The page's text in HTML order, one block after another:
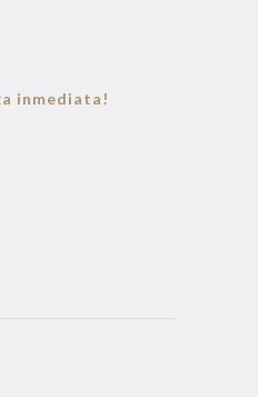
inmediata!